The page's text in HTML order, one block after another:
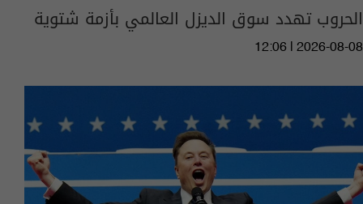
الحروب تهدد سوق الديزل العالمي بأزمة شتوية
12:06 | 2026-08-08